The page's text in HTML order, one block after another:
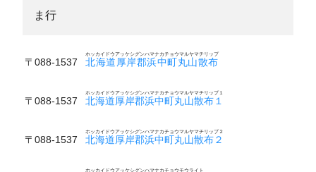
ま行
〒088-1537 北海道厚岸郡浜中町丸山散布
ホッカイドウアッケシグンハマナカチョウマルヤマチリップ
〒088-1537 北海道厚岸郡浜中町丸山散布１
ホッカイドウアッケシグンハマナカチョウマルヤマチリップ１
〒088-1537 北海道厚岸郡浜中町丸山散布２
ホッカイドウアッケシグンハマナカチョウマルヤマチリップ２
ホッカイドウアッケシグンハマナカチョウモウライト